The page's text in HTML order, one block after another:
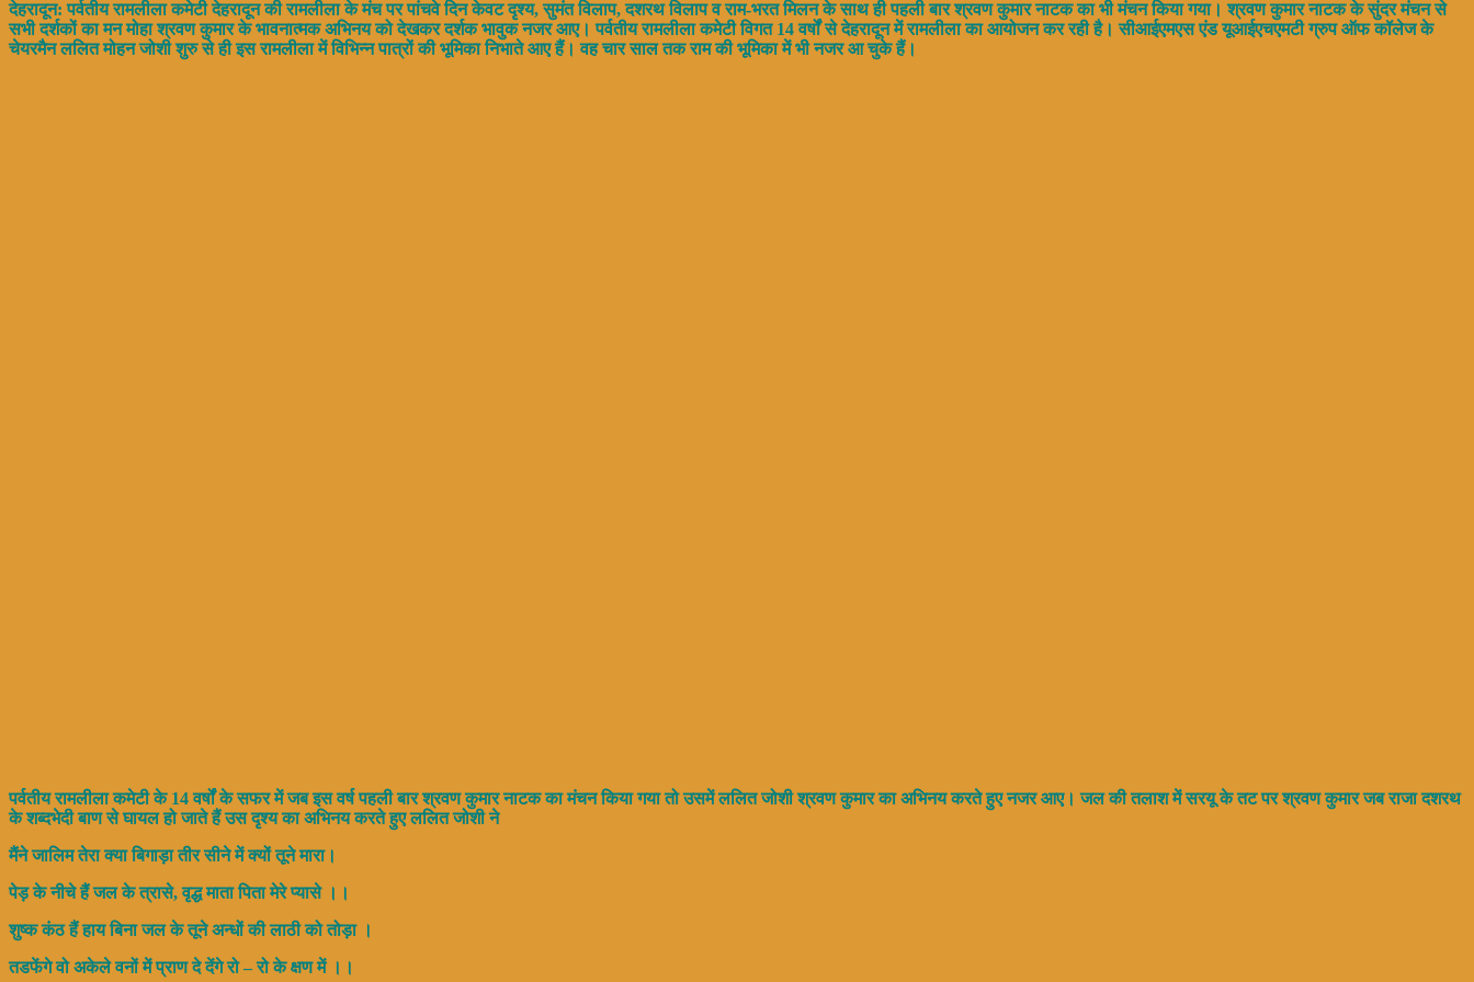
देहरादून: पर्वतीय रामलीला कमेटी देहरादून की रामलीला के मंच पर पांचवे दिन केवट दृश्य, सुमंत विलाप, दशरथ विलाप व राम-भरत मिलन के साथ ही पहली बार श्रवण कुमार नाटक का भी मंचन किया गया। श्रवण कुमार नाटक के सुंदर मंचन से
सभी दर्शकों का मन मोहा श्रवण कुमार के भावनात्मक अभिनय को देखकर दर्शक भावुक नजर आए। पर्वतीय रामलीला कमेटी विगत 14 वर्षों से देहरादून में रामलीला का आयोजन कर रही है। सीआईएमएस एंड यूआईएचएमटी ग्रुप ऑफ कॉलेज के
चेयरमैन ललित मोहन जोशी शुरु से ही इस रामलीला में विभिन्न पात्रों की भूमिका निभाते आए हैं। वह चार साल तक राम की भूमिका में भी नजर आ चुके हैं।
पर्वतीय रामलीला कमेटी के 14 वर्षों के सफर में जब इस वर्ष पहली बार श्रवण कुमार नाटक का मंचन किया गया तो उसमें ललित जोशी श्रवण कुमार का अभिनय करते हुए नजर आए। जल की तलाश में सरयू के तट पर श्रवण कुमार जब राजा दशरथ
के शब्दभेदी बाण से घायल हो जाते हैं उस दृश्य का अभिनय करते हुए ललित जोशी ने
मैंने जालिम तेरा क्या बिगाड़ा तीर सीने में क्यों तूने मारा।
पेड़ के नीचे हैं जल के त्रासे, वृद्ध माता पिता मेरे प्यासे ।।
शुष्क कंठ हैं हाय बिना जल के तूने अन्धों की लाठी को तोड़ा ।
तडफेंगे वो अकेले वनों में प्राण दे देंगे रो – रो के क्षण में ।।